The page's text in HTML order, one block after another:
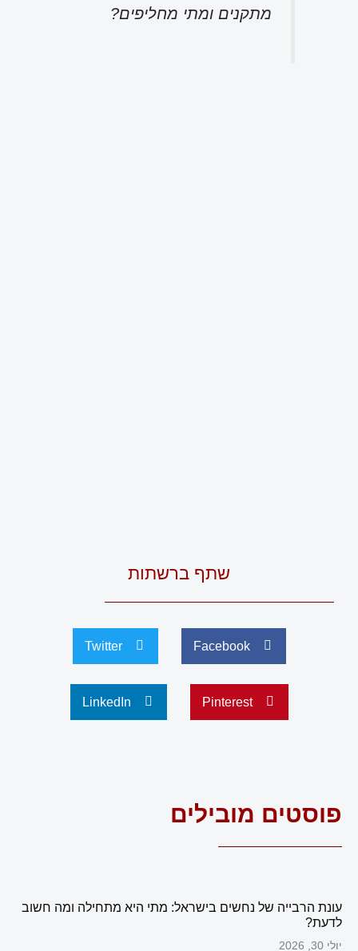
מתקנים ומתי מחליפים?
שתף ברשתות
Facebook
Twitter
Pinterest
LinkedIn
פוסטים מובילים
עונת הרבייה של נחשים בישראל: מתי היא מתחילה ומה חשוב
לדעת?
יולי 30, 2026